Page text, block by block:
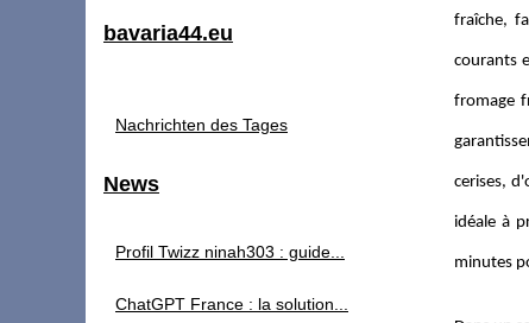
fraîche,
courants
fromage
cerises,
idéale à
minutes
bavaria44.eu
Nachrichten des Tages
News
Profil Twizz ninah303 : guide...
ChatGPT France : la solution...